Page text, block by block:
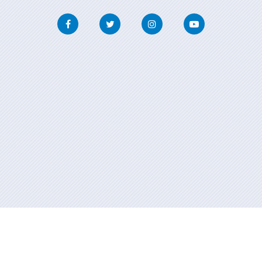
FacebookTwitter InstagramYoutube